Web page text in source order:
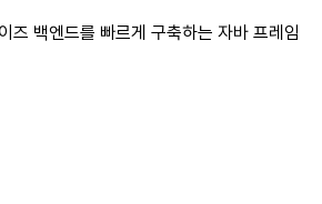
즈 백엔드를 빠르게 구축하는 자바 프레임